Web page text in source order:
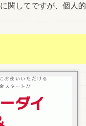
関してですが、個人